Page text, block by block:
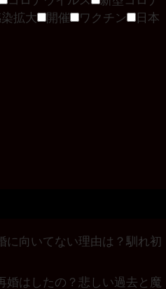
拡大 開催 ワクチン
日本
に向いてない理由は？馴れ初
婚はしたの？悲しい過去と魔